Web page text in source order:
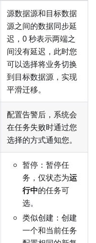
源数据源和目标数据
源之间的数据同步延
迟，0 秒表示两端之
间没有延迟，此时您
可以选择将业务切换
到目标数据源，实现
平滑迁移。
配置告警后，系统会
在任务失败时通过您
选择的方式通知您。
暂停：暂停任
务，仅状态为运
行中的任务可
选。
类似创建：创建
一个和当前任务